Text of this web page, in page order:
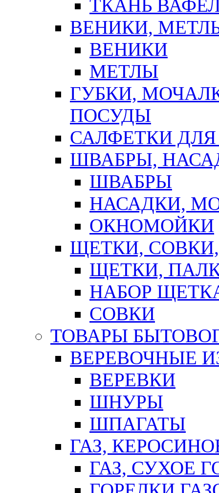
ТКАНЬ
ВЕНИКИ,
ВЕНИКИ
МЕТЛЫ
ГУБКИ,
ПОСУДЫ
САЛФЕТКИ
ШВАБРЫ,
ШВАБРЫ
НАСАДКИ,
ОКНОМОЙКИ
ЩЕТКИ,
ЩЕТКИ,
НАБОР
СОВКИ
ТОВАРЫ
ВЕРЕВОЧНЫЕ
ВЕРЕВКИ
ШНУРЫ
ШПАГАТЫ
ГАЗ,
ГАЗ, СУХОЕ